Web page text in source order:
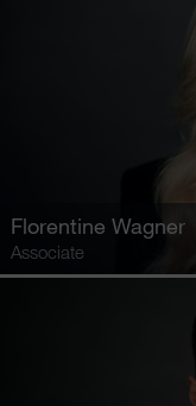
Florentine Wagner
Associate